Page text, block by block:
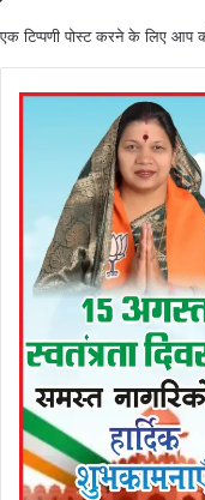
एक टिप्पणी पोस्ट करने के लिए आप